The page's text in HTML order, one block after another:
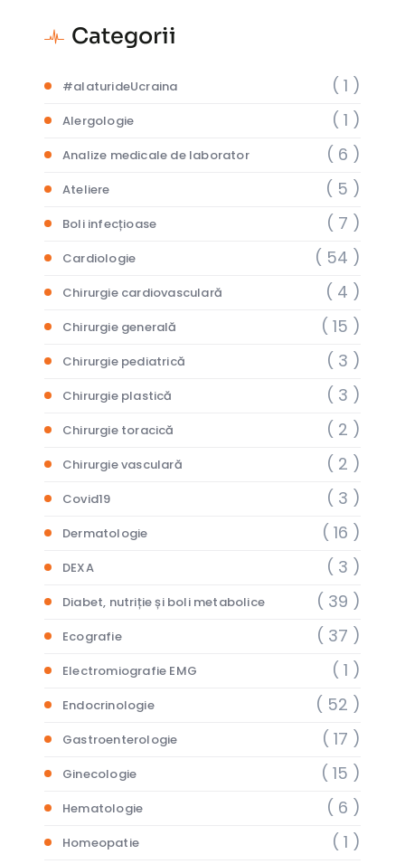
Categorii
#alaturideUcraina ( 1 )
Alergologie ( 1 )
Analize medicale de laborator ( 6 )
Ateliere ( 5 )
Boli infecțioase ( 7 )
Cardiologie ( 54 )
Chirurgie cardiovasculară ( 4 )
Chirurgie generală ( 15 )
Chirurgie pediatrică ( 3 )
Chirurgie plastică ( 3 )
Chirurgie toracică ( 2 )
Chirurgie vasculară ( 2 )
Covid19 ( 3 )
Dermatologie ( 16 )
DEXA ( 3 )
Diabet, nutriție și boli metabolice ( 39 )
Ecografie ( 37 )
Electromiografie EMG ( 1 )
Endocrinologie ( 52 )
Gastroenterologie ( 17 )
Ginecologie ( 15 )
Hematologie ( 6 )
Homeopatie ( 1 )